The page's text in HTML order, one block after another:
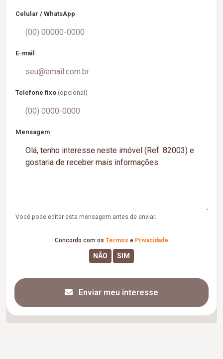
Celular / WhatsApp
E-mail
Telefone fixo (opcional)
Mensagem
Você pode editar esta mensagem antes de enviar.
Concordo com os Termos e Privacidade
Enviar meu interesse